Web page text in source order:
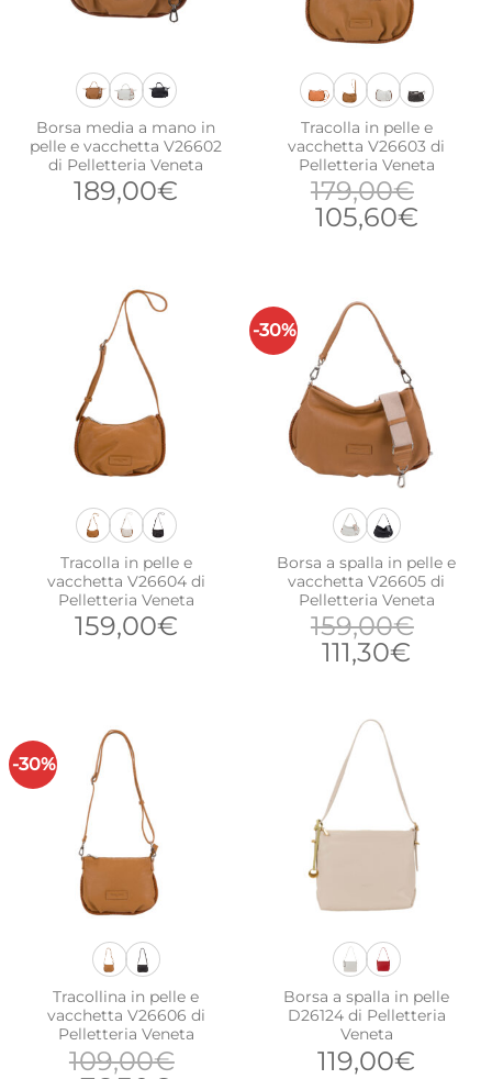
Borsa media a mano in
pelle e vacchetta V26602
di Pelletteria Veneta
189,00€
Tracolla in pelle e
vacchetta V26603 di
Pelletteria Veneta
179,00€
Il
era:
179,00€.
105,60€Il
Tracolla in pelle e
vacchetta V26604 di
Pelletteria Veneta
159,00€
-30%
Borsa a spalla in pelle e
vacchetta V26605 di
Pelletteria Veneta
159,00€
Il
era:
159,00€.
111,30€
-30%
Tracollina in pelle e
vacchetta V26606 di
Pelletteria Veneta
109,00€
Borsa a spalla in pelle
D26124 di Pelletteria
Veneta
119,00€